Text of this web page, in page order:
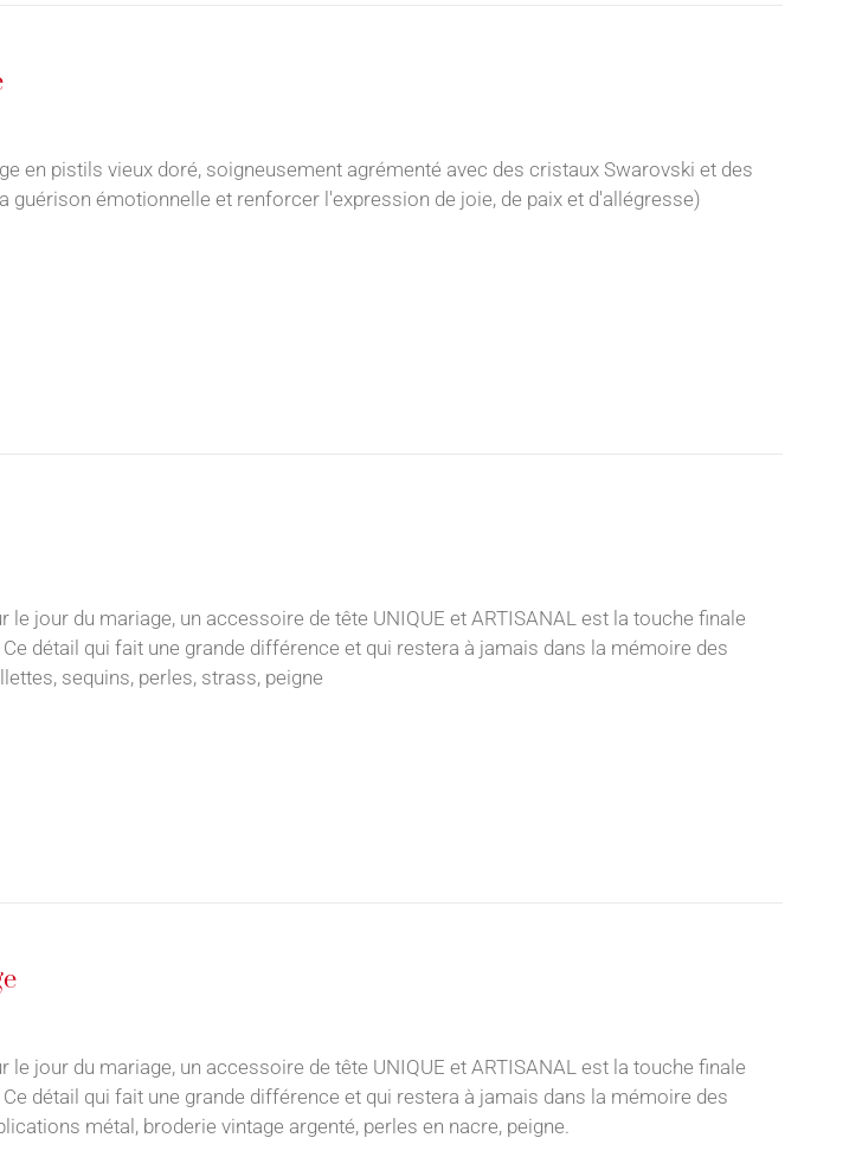
en pistils vieux doré, soigneusement agrémenté avec des cristaux Swarovski et des
guérison émotionnelle et renforcer l'expression de joie, de paix et d'allégresse)
le jour du mariage, un accessoire de tête UNIQUE et ARTISANAL est la touche finale
détail qui fait une grande différence et qui restera à jamais dans la mémoire des
sequins, perles, strass, peigne
le jour du mariage, un accessoire de tête UNIQUE et ARTISANAL est la touche finale
détail qui fait une grande différence et qui restera à jamais dans la mémoire des
métal, broderie vintage argenté, perles en nacre, peigne.